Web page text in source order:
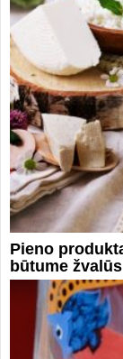
Pieno
būtume žvalūs